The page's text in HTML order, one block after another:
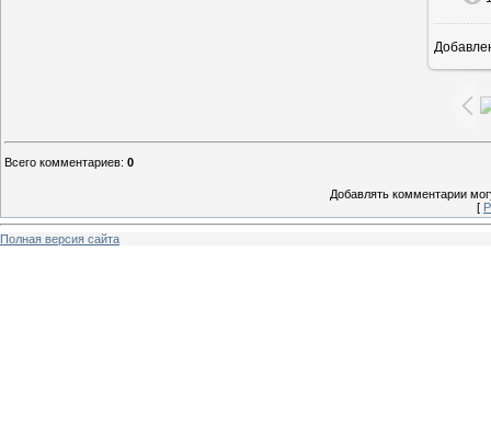
Всего комментариев: 0
Добавлять комментарии
[
Полная версия сайта